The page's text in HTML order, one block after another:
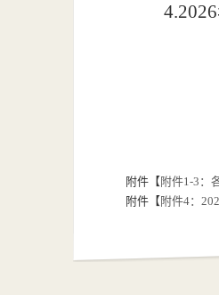
4.2026
附件【 附件1-3：
附件【 附件4：